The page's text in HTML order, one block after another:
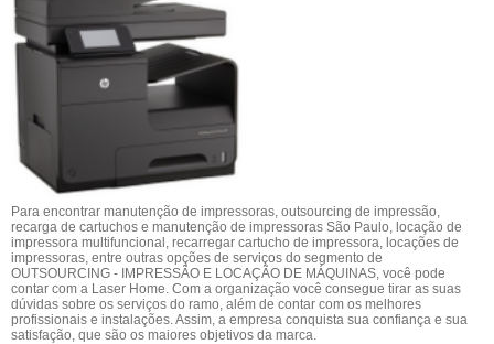
Para encontrar manutenção de impressoras, outsourcing de impressão,
recarga de cartuchos e manutenção de impressoras São Paulo, locação de
impressora multifuncional, recarregar cartucho de impressora, locações de
impressoras, entre outras opções de serviços do segmento de
OUTSOURCING - IMPRESSÃO E LOCAÇÃO DE MÁQUINAS, você pode
contar com a Laser Home. Com a organização você consegue tirar as suas
dúvidas sobre os serviços do ramo, além de contar com os melhores
profissionais e instalações. Assim, a empresa conquista sua confiança e sua
satisfação, que são os maiores objetivos da marca.